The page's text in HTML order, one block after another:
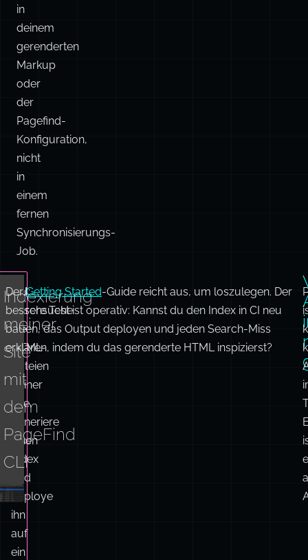
in
deinem
gerenderten
Markup
oder
der
Pagefind-
Konfiguration,
nicht
in
einem
fernen
Synchronisierungs-
Job.
CLI:
Durchsuche
die
HTML-
Dateien
deiner
Site,
generiere
einen
Index
und
deploye
ihn
auf
ein
Indexierung
meiner
Site
mit
dem
PageFind
CLI
DerGetting Started-Guide reicht aus, um loszulegen. Der
bessere Test ist operativ: Kannst du den Index in CI neu
bauen, das Output deployen und jeden Search-Miss
erklären, indem du das gerenderte HTML inspizierst?